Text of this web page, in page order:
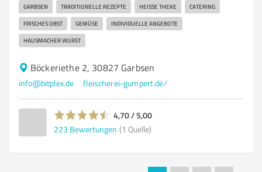
GARBSEN TRADITIONELLE REZEPTE HEISSE THEKE CATERING
FRISCHES OBST GEMÜSE INDIVIDUELLE ANGEBOTE
HAUSMACHER WURST
Böckeriethe 2, 30827 Garbsen
info@bitplex.de fleischerei-gumpert.de/
4,70 / 5,00
223 Bewertungen (1 Quelle)